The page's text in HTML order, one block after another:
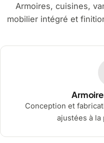
Armoires, cuisines,
mobilier intégré et
Conception et
ajustées à la